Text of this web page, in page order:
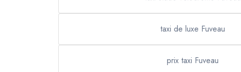
taxi de luxe Fuveau
prix taxi Fuveau